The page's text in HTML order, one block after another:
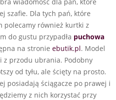
szafie. Dla tych pań, które
polecamy również kurtki z
do gustu przypadła puchowa
na stronie ebutik.pl. Model
z przodu ubrania. Podobny
od tyłu, ale ścięty na prosto.
posiadają ściągacze po prawej i
z nich korzystać przy